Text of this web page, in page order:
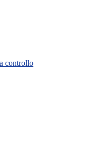
controllo